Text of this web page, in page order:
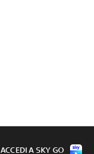
ACCEDI A SKY GO